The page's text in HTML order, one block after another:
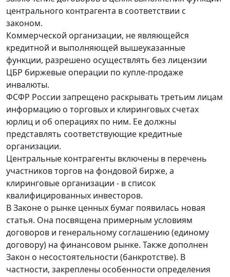
центрального контрагента в соответствии с
законом.
Коммерческой организации, не являющейся
кредитной и выполняющей вышеуказанные
функции, разрешено осуществлять без лицензии
ЦБР биржевые операции по купле-продаже
инвалюты.
ФСФР России запрещено раскрывать третьим лицам
информацию о торговых и клиринговых счетах
юрлиц и об операциях по ним. Ее должны
представлять соответствующие кредитные
организации.
Центральные контрагенты включены в перечень
участников торгов на фондовой бирже, а
клиринговые организации - в список
квалифицированных инвесторов.
В Законе о рынке ценных бумаг появилась новая
статья. Она посвящена примерным условиям
договоров и генеральному соглашению (единому
договору) на финансовом рынке. Также дополнен
Закон о несостоятельности (банкротстве). В
частности, закреплены особенности определения